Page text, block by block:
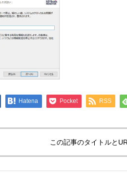
Hatena Pocket RSS
この記事のタイトルと